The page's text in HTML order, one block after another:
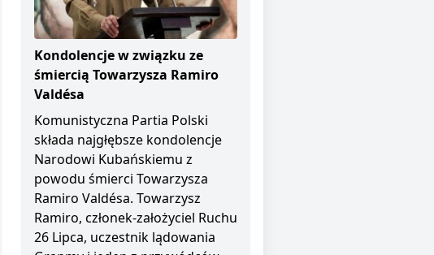
Kondolencje w związku ze
śmiercią Towarzysza Ramiro
Valdésa
Komunistyczna Partia Polski
składa najgłębsze kondolencje
Narodowi Kubańskiemu z
powodu śmierci Towarzysza
Ramiro Valdésa. Towarzysz
Ramiro, członek-założyciel Ruchu
26 Lipca, uczestnik lądowania